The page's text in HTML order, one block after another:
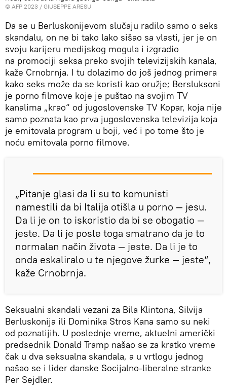
© AFP 2023 / GIUSEPPE ARESU
Da se u Berluskonijevom slučaju radilo samo o seks
skandalu, on ne bi tako lako sišao sa vlasti, jer je on
svoju karijeru medijskog mogula i izgradio
na promociji seksa preko svojih televizijskih kanala,
kaže Crnobrnja. I tu dolazimo do još jednog primera
kako seks može da se koristi kao oružje; Bersluksoni
je porno filmove koje je puštao na svojim TV
kanalima „krao“ od jugoslovenske TV Kopar, koja nije
samo poznata kao prva jugoslovenska televizija koja
je emitovala program u boji, već i po tome što je
noću emitovala porno filmove.
„Pitanje glasi da li su to komunisti
namestili da bi Italija otišla u porno — jesu.
Da li je on to iskoristio da bi se obogatio —
jeste. Da li je posle toga smatrano da je to
normalan način života — jeste. Da li je to
onda eskaliralo u te njegove žurke — jeste“,
kaže Crnobrnja.
Seksualni skandali vezani za Bila Klintona, Silvija
Berluskonija ili Dominika Stros Kana samo su neki
od poznatijih. U poslednje vreme, aktuelni američki
predsednik Donald Tramp našao se za kratko vreme
čak u dva seksualna skandala, a u vrtlogu jednog
našao se i lider danske Socijalno-liberalne stranke
Per Sejdler.